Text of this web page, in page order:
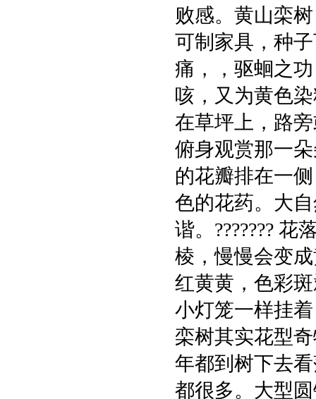
败感。黄山栾
可制家具，种
痛，，驱蛔之
咳，又为黄色
在草坪上，路
俯身观赏那一
的花瓣排在一
色的花药。大
谐。???????
棱，慢慢会变
红黄黄，色彩
小灯笼一样挂
栾树其实花型
年都到树下去
都很多。大型